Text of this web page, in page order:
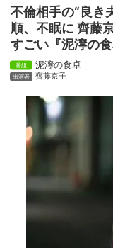
不倫相手の“良き
順、不眠に 齊藤
すごい『泥濘の食
泥濘の食卓
齊藤京子